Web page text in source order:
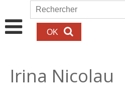
Aller au contenu principal
Formulaire de
Rechercher
Irina Nicolau